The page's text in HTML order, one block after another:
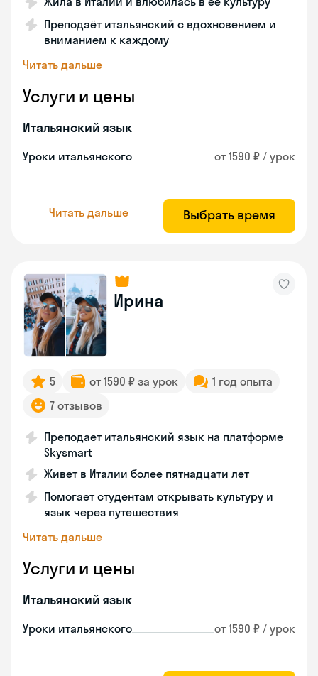
Преподаёт итальянский с вдохновением и
вниманием к каждому
Читать дальше
Услуги и цены
Итальянский язык
Уроки итальянского от 1590 ₽ / урок
Читать дальше Выбрать время
Ирина
5 от 1590 ₽ за урок
1 год опыта
7 отзывов
Преподает итальянский язык на платформе
Skysmart
Живет в Италии более пятнадцати лет
Помогает студентам открывать культуру и
язык через путешествия
Читать дальше
Услуги и цены
Итальянский язык
Уроки итальянского от 1590 ₽ / урок